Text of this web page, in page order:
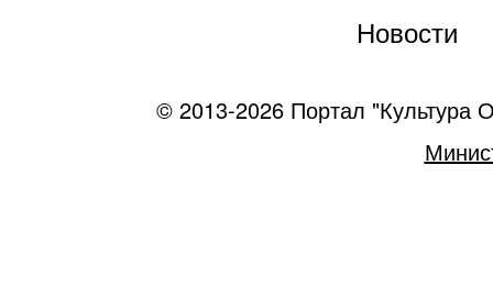
Новости
© 2013-2026 Портал "Культура